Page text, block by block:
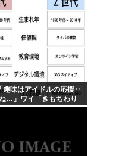
趣味はアイドルの応援‥
…」ワイ「きもちわり